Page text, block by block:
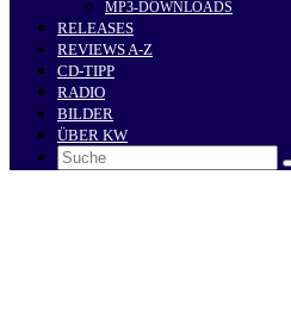
MP3-DOWNLOADS
RELEASES
REVIEWS A-Z
CD-TIPP
RADIO
BILDER
ÜBER KW
Search